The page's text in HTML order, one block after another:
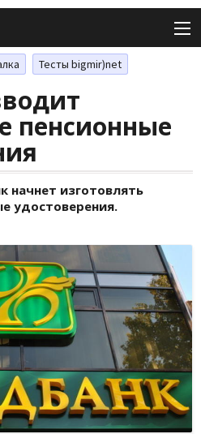
Тесты bigmir)net
пенсионные
начнет изготовлять
удостоверения.